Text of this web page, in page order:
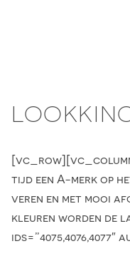
tijd een A-merk op
veren en met mooi
kleuren worden de